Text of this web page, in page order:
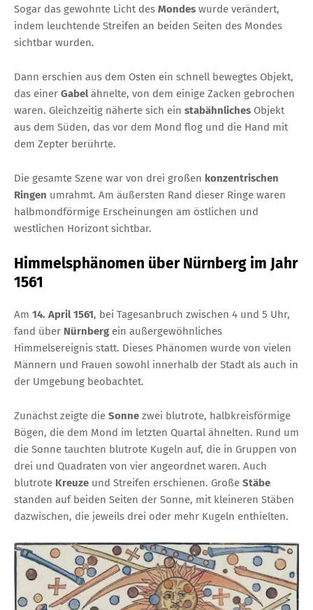
Sogar das gewohnte Licht des Mondes wurde verändert,
indem leuchtende Streifen an beiden Seiten des Mondes
sichtbar wurden.
Dann erschien aus dem Osten ein schnell bewegtes Objekt,
das einer Gabelähnelte, von dem einige Zacken gebrochen
waren. Gleichzeitig näherte sich ein stabähnliches Objekt
aus dem Süden, das vor dem Mond flog und die Hand mit
dem Zepter berührte.
Die gesamte Szene war von drei großen konzentrischen
Ringen umrahmt. Am äußersten Rand dieser Ringe waren
halbmondförmige Erscheinungen am östlichen und
westlichen Horizont sichtbar.
Himmelsphänomen über Nürnberg im Jahr
1561
Am 14. April 1561, bei Tagesanbruch zwischen 4 und 5 Uhr,
fand über Nürnberg ein außergewöhnliches
Himmelsereignis statt. Dieses Phänomen wurde von vielen
Männern und Frauen sowohl innerhalb der Stadt als auch in
der Umgebung beobachtet.
Zunächst zeigte die Sonne zwei blutrote, halbkreisförmige
Bögen, die dem Mond im letzten Quartal ähnelten. Rund um
die Sonne tauchten blutrote Kugeln auf, die in Gruppen von
drei und Quadraten von vier angeordnet waren. Auch
blutrote Kreuze und Streifen erschienen. Große Stäbe
standen auf beiden Seiten der Sonne, mit kleineren Stäben
dazwischen, die jeweils drei oder mehr Kugeln enthielten.